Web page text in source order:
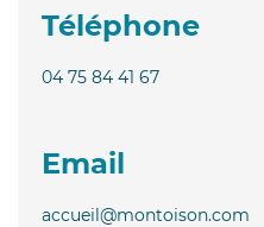
Téléphone
04 75 84 41 67
Email
accueil@montoison.com